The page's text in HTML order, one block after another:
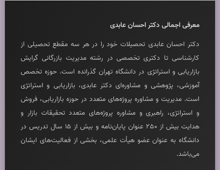
معرفی اجمالی دکتر احسان عابدی
دکتر احسان عابدی تحصيلات خود را در هر سه مقطع تحصيلی از
کارشناسی تا دکتری تخصصی در رشته مديريت بازرگانی گرايش
بازاريابی و استراتژی در دانشگاه تهران گذرانده است. حوزه تخصص
آموزشی، پژوهشی و مشاوره‌ای دکتر عابدی، بازاريابی و استراتژی
است. مديريت و مشاوره پروژه‌های متعدد در حوزه بازاريابی، فروش
و استراتژی، راهبری و مشاوره پروژه‌های متعدد تحقيقات بازار و
هدايت بيش از 250 عنوان پايان‌نامه و بيش از 15 سال تدريس در
دانشگاه به عنوان عضو هيأت علمی، بخشی از فعاليت‌های ايشان
می‌باشد.